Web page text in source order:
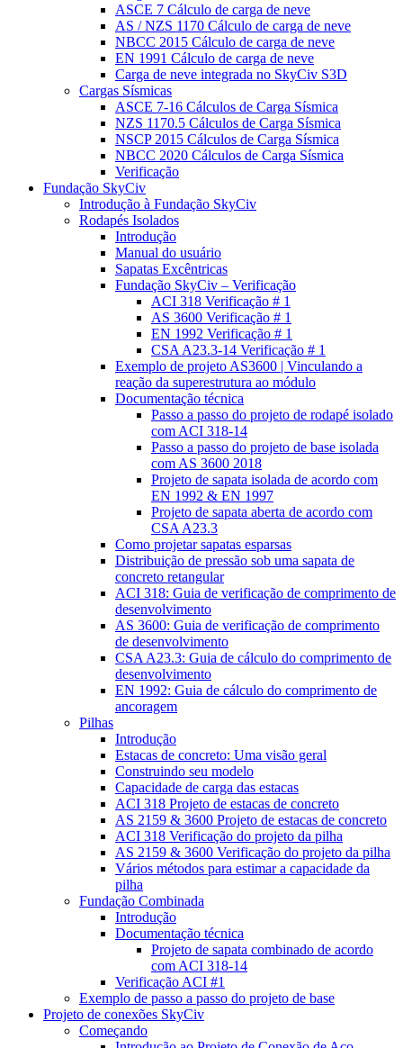
ASCE 7 Cálculo de carga de neve
AS / NZS 1170 Cálculo de carga de neve
NBCC 2015 Cálculo de carga de neve
EN 1991 Cálculo de carga de neve
Carga de neve integrada no SkyCiv S3D
Cargas Sísmicas
ASCE 7-16 Cálculos de Carga Sísmica
NZS 1170.5 Cálculos de Carga Sísmica
NSCP 2015 Cálculos de Carga Sísmica
NBCC 2020 Cálculos de Carga Sísmica
Verificação
Fundação SkyCiv
Introdução à Fundação SkyCiv
Rodapés Isolados
Introdução
Manual do usuário
Sapatas Excêntricas
Fundação SkyCiv – Verificação
ACI 318 Verificação # 1
AS 3600 Verificação # 1
EN 1992 Verificação # 1
CSA A23.3-14 Verificação # 1
Exemplo de projeto AS3600 | Vinculando a
reação da superestrutura ao módulo
Documentação técnica
Passo a passo do projeto de rodapé isolado
com ACI 318-14
Passo a passo do projeto de base isolada
com AS 3600 2018
Projeto de sapata isolada de acordo com
EN 1992 & EN 1997
Projeto de sapata aberta de acordo com
CSA A23.3
Como projetar sapatas esparsas
Distribuição de pressão sob uma sapata de
concreto retangular
ACI 318: Guia de verificação de comprimento de
desenvolvimento
AS 3600: Guia de verificação de comprimento
de desenvolvimento
CSA A23.3: Guia de cálculo do comprimento de
desenvolvimento
EN 1992: Guia de cálculo do comprimento de
ancoragem
Pilhas
Introdução
Estacas de concreto: Uma visão geral
Construindo seu modelo
Capacidade de carga das estacas
ACI 318 Projeto de estacas de concreto
AS 2159 & 3600 Projeto de estacas de concreto
ACI 318 Verificação do projeto da pilha
AS 2159 & 3600 Verificação do projeto da pilha
Vários métodos para estimar a capacidade da
pilha
Fundação Combinada
Introdução
Documentação técnica
Projeto de sapata combinado de acordo
com ACI 318-14
Verificação ACI #1
Exemplo de passo a passo do projeto de base
Projeto de conexões SkyCiv
Começando